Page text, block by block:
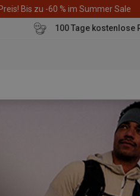
Bis zu -60 % im Summer Sale
100 Tage kostenlose